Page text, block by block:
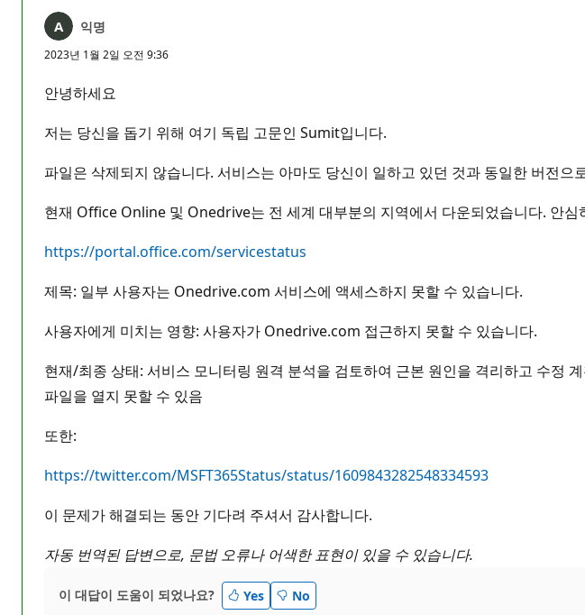
익명
2023년 1월 2일 오전 9:36
안녕하세요
저는 당신을 돕기 위해 여기 독립 고문인 Sumit입니다.
파일은 삭제되지 않습니다. 서비스는 아마도 당신이 일하고 있던 것과 동일한 버전으
현재 Office Online 및 Onedrive는 전 세계 대부분의 지역에서 다운되었습니다. 안
https://portal.office.com/servicestatus
제목: 일부 사용자는 Onedrive.com 서비스에 액세스하지 못할 수 있습니다.
사용자에게 미치는 영향: 사용자가 Onedrive.com 접근하지 못할 수 있습니다.
현재/최종 상태: 서비스 모니터링 원격 분석을 검토하여 근본 원인을 격리하고 수정
파일을 열지 못할 수 있음
또한:
https://twitter.com/MSFT365Status/status/1609843282548334593
이 문제가 해결되는 동안 기다려 주셔서 감사합니다.
자동 번역된 답변으로, 문법 오류나 어색한 표현이 있을 수 있습니다.
이 대답이 도움이 되었나요? Yes No